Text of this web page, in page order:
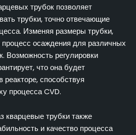
трубок позволяет
трубки, точно отвечающие
Изменяя размеры трубки,
осаждения для различных
Возможность регулировки
что она будет
способствуя
процесса CVD.
кварцевые трубки также
и качество процесса